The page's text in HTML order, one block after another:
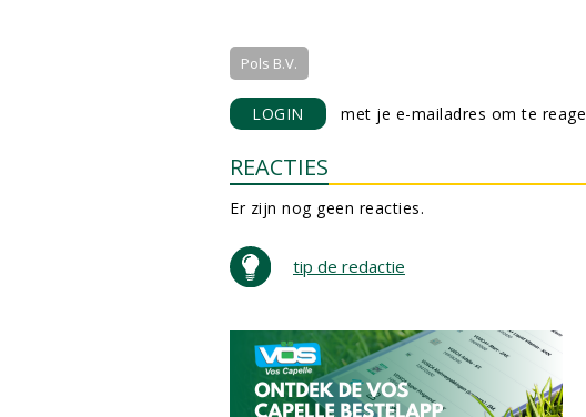
Pols B.V.
LOGIN met je e-mailadres om te
REACTIES
Er zijn nog geen reacties.
tip de redactie